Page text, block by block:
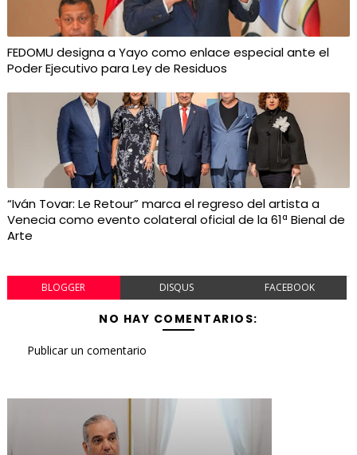
FEDOMU designa a Yayo como enlace especial ante el
Poder Ejecutivo para Ley de Residuos
“Iván Tovar: Le Retour” marca el regreso del artista a
Venecia como evento colateral oficial de la 61ª Bienal de
Arte
BLOGGER DISQUS FACEBOOK
NO HAY COMENTARIOS:
Publicar un comentario